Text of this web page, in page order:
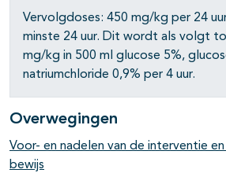
Vervolgdoses: 450 mg/kg per 24
minste 24 uur. Dit wordt als volgt
mg/kg in 500 ml glucose 5%,
natriumchloride 0,9% per 4 uur.
Overwegingen
Voor- en nadelen van de interventie
bewijs